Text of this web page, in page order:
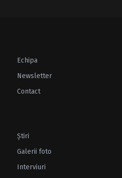
Echipa
Newsletter
Contact
Ştiri
Galerii foto
Interviuri